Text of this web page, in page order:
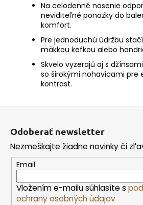
Na celodenné nosenie
neviditeľné ponožky do
komfort.
Pre jednoduchú údržbu
mäkkou kefkou alebo
Skvelo vyzerajú aj s
so širokými nohavicami pre
kontrast.
Odoberať newsletter
Nezmeškajte žiadne novinky či
Email
Vložením e-mailu súhlasíte s
ochrany osobných údajov